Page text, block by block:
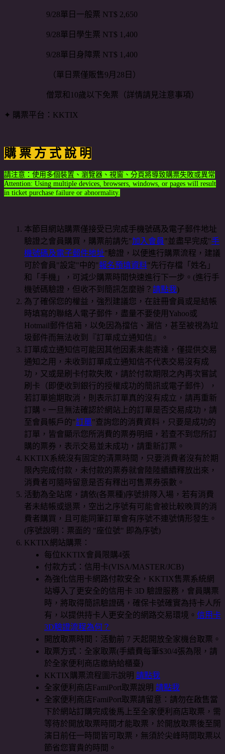
9/28單日一般票 NT$ 2,650
9/28單日學生票 NT$ 1,400
9/28單日身障票 NT$ 1,400
（單日票僅販售9月28日）
僧眾和10歲以下免票（詳情請見注意事項）
✦ 購票平台：KKTIX
購 票 方 式 說 明
請注意：使用多個裝置、瀏覽器、視窗、分頁將導致購票失敗或異常
Attention: Using multiple devices, browsers, windows, or pages will result
in ticket purchase failure or abnormality.
本節目網站購票僅接受已完成手機號碼及電子郵件地址
驗證之會員購買，購票前請先"加入會員"並盡早完成"手
機號碼及電子郵件地址"驗證，以便進行購票流程，建議
可於會員"設定"中的"報名預填資料"先行存檔「姓名」
和「手機」，可減少購票時間快速進行下一步。(進行手
機號碼驗證，但收不到簡訊怎麼辦？ 請點我)
為了確保您的權益，強烈建議您，在註冊會員或是結帳
時填寫的聯絡人電子郵件，盡量不要使用Yahoo或
Hotmail郵件信箱，以免因為擋信、漏信，甚至被視為垃
圾郵件而無法收到『訂單成立通知信』。
訂單成立通知信可能因其他因素未能寄達，僅提供交易
通知之用，未收到訂單成立通知信不代表交易沒有成
功，又或是刷卡付款失敗，請於付款期限之內再次嘗試
刷卡（即便收到銀行的授權成功的簡訊或電子郵件），
若訂單逾期取消，則表示訂單真的沒有成立，請再重新
訂購。一旦無法確認於網站上的訂單是否交易成功，請
至會員帳戶的"訂單"查詢您的消費資料，只要是成功的
訂單，皆會顯示您所消費的票券明細，若查不到您所訂
購的票券，表示交易並未成功，請重新訂票。
KKTIX系統沒有固定的清票時間，只要消費者沒有於期
限內完成付款，未付款的票券就會陸陸續續釋放出來，
消費者可隨時留意是否有釋出可售票券張數。
活動為全站席，請依(各票種)序號排隊入場，若有消費
者未結帳或退票，空出之序號有可能會被比較晚買的消
費者購買，且可能同筆訂單會有序號不連號情形發生。
(序號說明：票面的 "座位號" 即為序號)
KKTIX網站購票：
每位KKTIX會員限購4張
付款方式：信用卡(VISA/MASTER/JCB)
為強化信用卡網路付款安全，KKTIX售票系統網
站導入了更安全的信用卡 3D 驗證服務，會員購票
時，將取得簡訊驗證碼，確保卡號確實為持卡人所
有，以提供持卡人更安全的網路交易環境。 信用卡
3D驗證流程為何？
開放取票時間：活動前 7 天起開放全家機台取票。
取票方式：全家取票(手續費每筆$30/4張為限，請
於全家便利商店繳納給櫃臺)
KKTIX購票流程圖示說明 請點我
全家便利商店FamiPort取票說明 請點我
全家便利商店FamiPort取票請留意：請勿在啟售當
下於網站訂購完成後馬上至全家便利商店取票，需
等待於開放取票時間才能取票，於開放取票後至開
演日前任一時間皆可取票，無須於尖峰時間取票以
節省您寶貴的時間。